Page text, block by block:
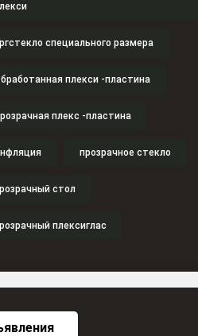
специального размера
плекси -пластина
плекс -пластина
прозрачное стекло
стол
плексиглас